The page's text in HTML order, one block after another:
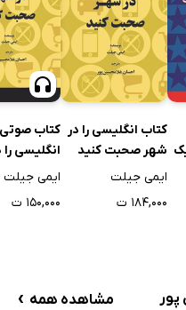
کتاب انگلیسی را در
شهر صحبت کنید
ایمی جیلت
۱۸۴,۰۰۰ ت
کتاب صوتی
انگلیسی
صحبت
ایمی جیلت
۱۵۰,۰۰۰ ت
مشاهده همه ›